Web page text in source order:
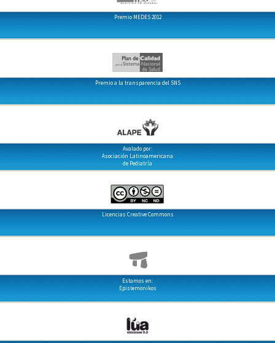
Premio MEDES 2012
Premio a la transparencia del SNS
Avalado por:
Asociación Latinoamericana
de Pediatría
Licencias Creative Commons
Estamos en:
Epistemonikos